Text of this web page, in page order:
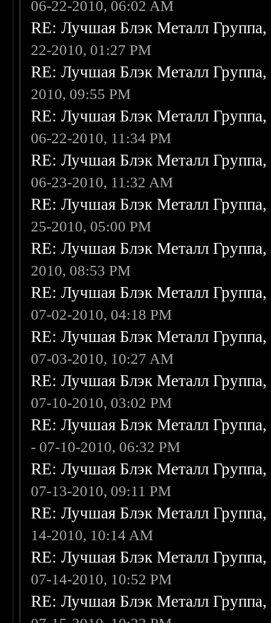
06-22-2010, 06:02 AM
RE: Лучшая Блэк Металл
22-2010, 01:27 PM
RE: Лучшая Блэк Металл
2010, 09:55 PM
RE: Лучшая Блэк Металл
06-22-2010, 11:34 PM
RE: Лучшая Блэк Металл
06-23-2010, 11:32 AM
RE: Лучшая Блэк Металл
25-2010, 05:00 PM
RE: Лучшая Блэк Металл
2010, 08:53 PM
RE: Лучшая Блэк Металл
07-02-2010, 04:18 PM
RE: Лучшая Блэк Металл
07-03-2010, 10:27 AM
RE: Лучшая Блэк Металл
07-10-2010, 03:02 PM
RE: Лучшая Блэк Металл
- 07-10-2010, 06:32 PM
RE: Лучшая Блэк Металл
07-13-2010, 09:11 PM
RE: Лучшая Блэк Металл
14-2010, 10:14 AM
RE: Лучшая Блэк Металл
07-14-2010, 10:52 PM
RE: Лучшая Блэк Металл